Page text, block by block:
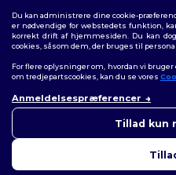
Du kan administrere dine cookie-
er nødvendige for webstedets funktion,
korrekt drift af hjemmesiden. Du kan
cookies, såsom dem, der bruges til
For flere oplysninger om, hvordan vi
om tredjepartscookies, kan du se vores
Anmeldelsespræferencer
Tillad kun